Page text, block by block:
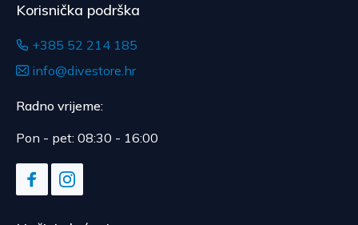
Korisnička podrška
+385 52 214 185
info@divestore.hr
Radno vrijeme:
Pon - pet: 08:30 - 16:00